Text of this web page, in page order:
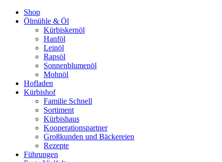
Shop
Ölmühle & Öl
Kürbiskernöl
Hanföl
Leinöl
Rapsöl
Sonnenblumenöl
Mohnöl
Hofladen
Kürbishof
Familie Schnell
Sortiment
Kürbishaus
Kooperationspartner
Großkunden und Bäckereien
Rezepte
Führungen